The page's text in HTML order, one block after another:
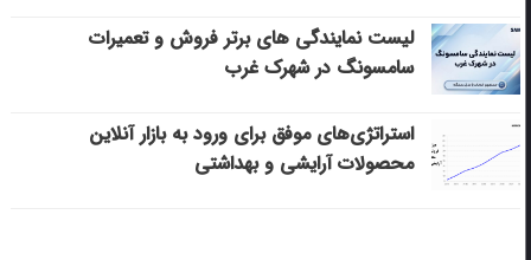
لیست نمایندگی های برتر فروش و تعمیرات
سامسونگ در شهرک غرب
استراتژی‌های موفق برای ورود به بازار آنلاین
محصولات آرایشی و بهداشتی